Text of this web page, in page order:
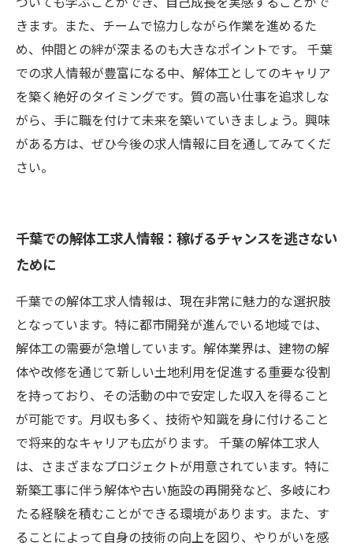
きます。また、チームで協力しながら作業を進めるた
め、仲間との絆が深まるのも大きなポイントです。 千葉
での求人情報が豊富になる中、解体工としてのキャリア
を築く絶好のタイミングです。質の高い仕事を追求しな
がら、手に職を付けて未来を築いていきましょう。興味
がある方は、ぜひ今後の求人情報に目を通してみてくだ
さい。
千葉での解体工求人情報：稼げるチャンスを逃さない
ために
千葉での解体工求人情報は、現在非常に魅力的な選択肢
となっています。特に都市開発が進んでいる地域では、
解体工の需要が急増しています。解体業界は、建物の解
体や改修を通じて新しい土地利用を促進する重要な役割
を持っており、その活動の中で安定した収入を得ること
が可能です。月収も多く、技術や知識を身に付けること
で将来的なキャリアも広がります。 千葉の解体工求人
は、さまざまなプロジェクトが用意されています。特に
新築工事に伴う解体や古い施設の再開発など、多岐にわ
たる経験を積むことができる環境があります。また、す
ることによって自身の技術の向上を図り、やりがいを感